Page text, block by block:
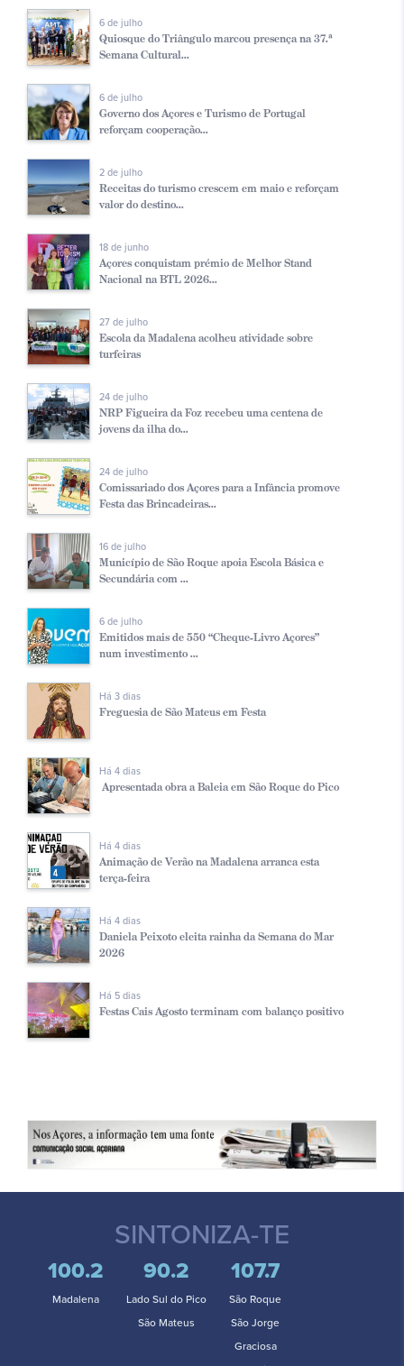
6 de julho
Quiosque do Triângulo marcou presença na 37.ª
Semana Cultural...
6 de julho
Governo dos Açores e Turismo de Portugal
reforçam cooperação...
2 de julho
Receitas do turismo crescem em maio e reforçam
valor do destino...
18 de junho
Açores conquistam prémio de Melhor Stand
Nacional na BTL 2026...
27 de julho
Escola da Madalena acolheu atividade sobre
turfeiras
24 de julho
NRP Figueira da Foz recebeu uma centena de
jovens da ilha do...
24 de julho
Comissariado dos Açores para a Infância promove
Festa das Brincadeiras...
16 de julho
Município de São Roque apoia Escola Básica e
Secundária com ...
6 de julho
Emitidos mais de 550 “Cheque-Livro Açores”
num investimento ...
Há 3 dias
Freguesia de São Mateus em Festa
Há 4 dias
Apresentada obra a Baleia em São Roque do Pico
Há 4 dias
Animação de Verão na Madalena arranca esta
terça-feira
Há 4 dias
Daniela Peixoto eleita rainha da Semana do Mar
2026
Há 5 dias
Festas Cais Agosto terminam com balanço positivo
SINTONIZA-TE
100.2
Madalena
90.2
Lado Sul do Pico
São Mateus
107.7
São Roque
São Jorge
Graciosa